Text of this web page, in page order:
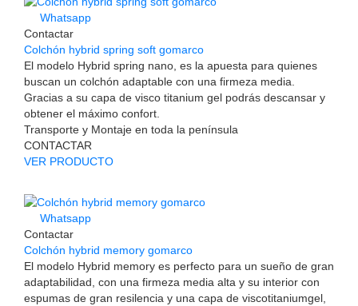
Whatsapp
Contactar
Colchón hybrid spring soft gomarco
El modelo Hybrid spring nano, es la apuesta para quienes
buscan un colchón adaptable con una firmeza media.
Gracias a su capa de visco titanium gel podrás descansar y
obtener el máximo confort.
Transporte y Montaje en toda la península
CONTACTAR
VER PRODUCTO
Whatsapp
Contactar
Colchón hybrid memory gomarco
El modelo Hybrid memory es perfecto para un sueño de gran
adaptabilidad, con una firmeza media alta y su interior con
espumas de gran resilencia y una capa de viscotitaniumgel,